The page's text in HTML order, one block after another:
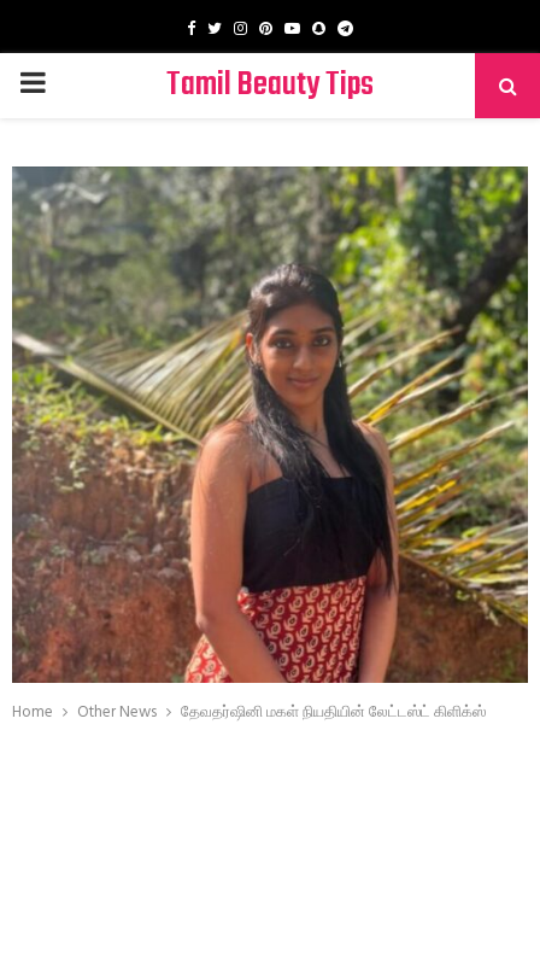
Facebook
TwitterInstagram
PinterestYoutube
SnapchatTelegram
PRIMARY
Tamil Beauty Tips
Home Other News தேவதர்ஷினி மகள் நியதியின் லேட்டஸ்ட் கிளிக்ஸ்